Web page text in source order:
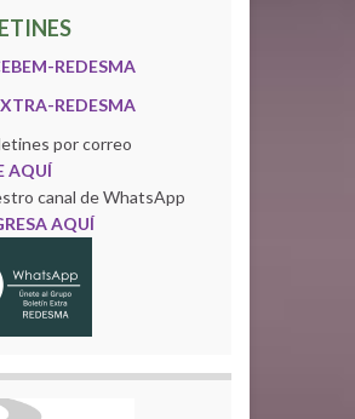
REDESMA
REDESMA
por correo
AQUÍ
canal de WhatsApp
AQUÍ